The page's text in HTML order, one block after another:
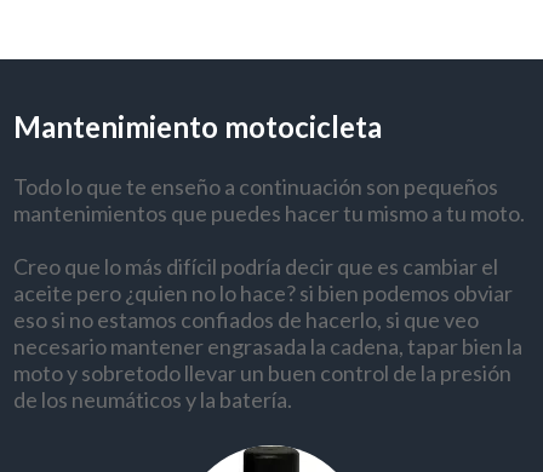
Mantenimiento motocicleta
Todo lo que te enseño a continuación son pequeños
mantenimientos que puedes hacer tu mismo a tu moto.
Creo que lo más difícil podría decir que es cambiar el
aceite pero ¿quien no lo hace? si bien podemos obviar
eso si no estamos confiados de hacerlo, si que veo
necesario mantener engrasada la cadena, tapar bien la
moto y sobretodo llevar un buen control de la presión
de los neumáticos y la batería.